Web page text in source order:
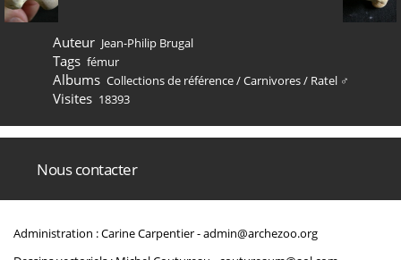
Auteur Jean-Philip Brugal
Tags fémur
Albums Collections de référence/Carnivores/ Ratel ♂
Visites 18393
Nous contacter
Administration : Carine Carpentier -admin@archezoo.org